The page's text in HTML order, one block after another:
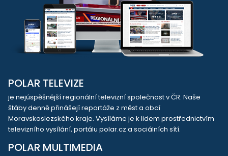
POLAR TELEVIZE
je nejúspěšnější regionální televizní společnost v ČR. Naše
štáby denně přinášejí reportáže z měst a obcí
Moravskoslezského kraje. Vysíláme je k lidem prostřednictvím
televizního vysílání, portálu polar.cz a sociálních sítí.
POLAR MULTIMEDIA